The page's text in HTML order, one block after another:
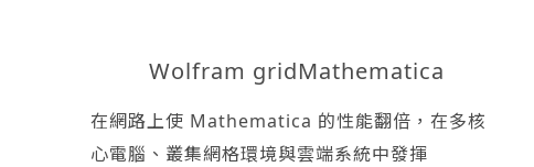
Wolfram gridMathematica
在網路上使 Mathematica 的性能翻倍，在多核
心電腦、叢集網格環境與雲端系統中發揮